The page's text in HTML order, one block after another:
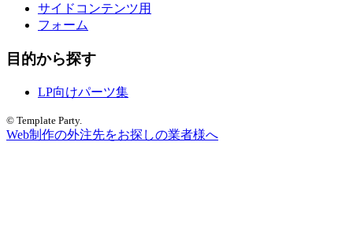
サイドコンテンツ用
フォーム
目的から探す
LP向けパーツ集
© Template Party.
Web制作の外注先をお探しの業者様へ